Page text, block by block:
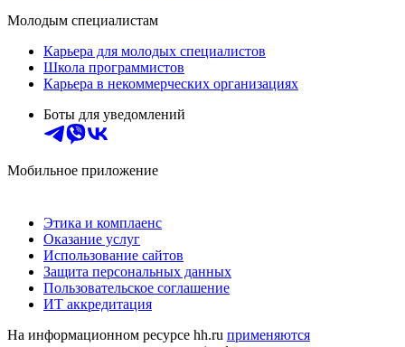
Молодым специалистам
Карьера для молодых специалистов
Школа программистов
Карьера в некоммерческих организациях
Боты для уведомлений
Мобильное приложение
Этика и комплаенс
Оказание услуг
Использование сайтов
Защита персональных данных
Пользовательское соглашение
ИТ аккредитация
На информационном ресурсе hh.ru применяются